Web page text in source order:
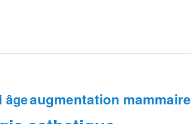
âgeaugmentation mammaire